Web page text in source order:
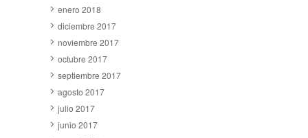
enero 2018
diciembre 2017
noviembre 2017
octubre 2017
septiembre 2017
agosto 2017
julio 2017
junio 2017